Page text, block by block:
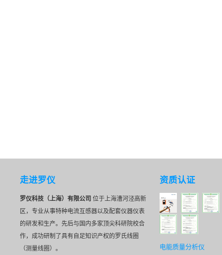
走进罗仪
罗仪科技（上海）有限公司 位于上海漕河泾高新
区，专业从事特种电流互感器以及配套仪器仪表
的研发和生产。先后与国内多家顶尖科研院校合
作，成功研制了具有自足知识产权的罗氏线圈
（测量线圈）。
资质认证
电能质量分析仪